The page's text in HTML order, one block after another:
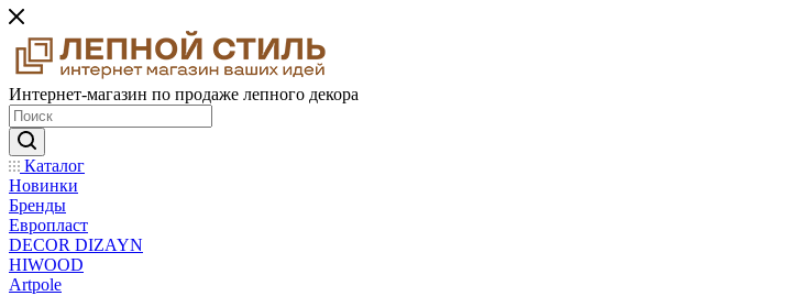
Интернет-магазин по продаже лепного декора
Каталог
Новинки
Бренды
Европласт
DECOR DIZAYN
HIWOOD
Artpole